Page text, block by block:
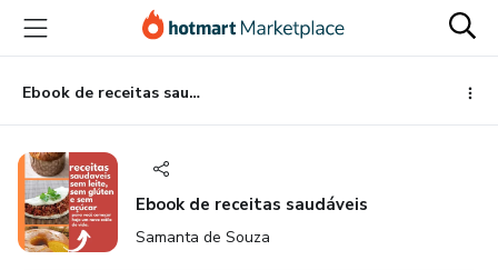
para
conteúdo
principal
para
pagamento
para
rodapé
Ebook de receitas saudáveis
Ebook de receitas saudáveis
Samanta de Souza